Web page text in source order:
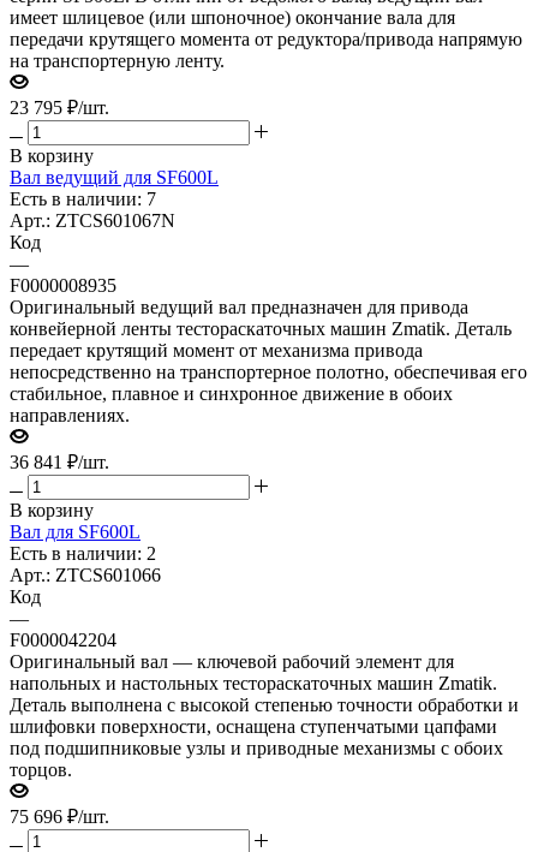
имеет шлицевое (или шпоночное) окончание вала для
передачи крутящего момента от редуктора/привода напрямую
на транспортерную ленту.
23 795 ₽/шт.
В корзину
Вал ведущий для SF600L
Есть в наличии: 7
Арт.: ZTCS601067N
Код
—
F0000008935
Оригинальный ведущий вал предназначен для привода
конвейерной ленты тестораскаточных машин Zmatik. Деталь
передает крутящий момент от механизма привода
непосредственно на транспортерное полотно, обеспечивая его
стабильное, плавное и синхронное движение в обоих
направлениях.
36 841 ₽/шт.
В корзину
Вал для SF600L
Есть в наличии: 2
Арт.: ZTCS601066
Код
—
F0000042204
Оригинальный вал — ключевой рабочий элемент для
напольных и настольных тестораскаточных машин Zmatik.
Деталь выполнена с высокой степенью точности обработки и
шлифовки поверхности, оснащена ступенчатыми цапфами
под подшипниковые узлы и приводные механизмы с обоих
торцов.
75 696 ₽/шт.